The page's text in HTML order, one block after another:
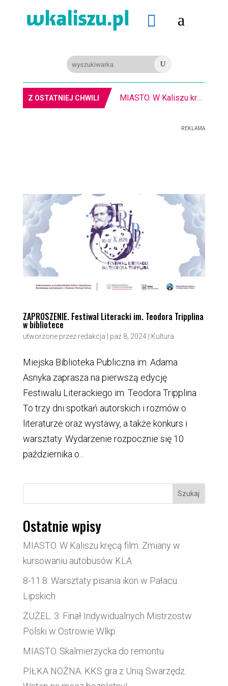
 a
U
Z OSTATNIEJ CHWILI MIASTO. W Kaliszu kręcą film. Zmiany w kursowaniu autobusów KLA
REKLAMA
ZAPROSZENIE. Festiwal Literacki im. Teodora Tripplina
w bibliotece
utworzone przez redakcja paź 8, 2024| Kultura
Miejska Biblioteka Publiczna im. Adama
Asnyka zaprasza na pierwszą edycję
Festiwalu Literackiego im. Teodora Tripplina.
To trzy dni spotkań autorskich i rozmów o
literaturze oraz wystawy, a także konkurs i
warsztaty. Wydarzenie rozpocznie się 10
października o...
Szukaj
Ostatnie wpisy
MIASTO. W Kaliszu kręcą film. Zmiany w
kursowaniu autobusów KLA
8-11.8. Warsztaty pisania ikon w Pałacu
Lipskich
ŻUŻEL. 3. Finał Indywidualnych Mistrzostw
Polski w Ostrowie Wlkp.
MIASTO. Skalmierzycka do remontu
PIŁKA NOŻNA. KKS gra z Unią Swarzędz.